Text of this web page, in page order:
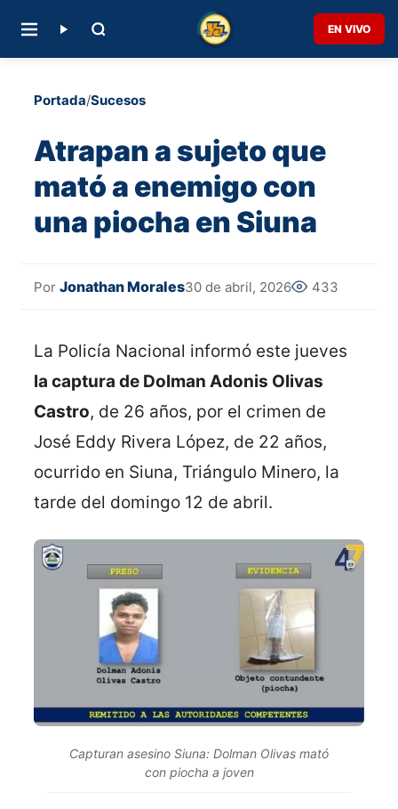
EN VIVO
Portada/Sucesos
Atrapan a sujeto que
mató a enemigo con
una piocha en Siuna
Por Jonathan Morales30 de abril, 2026 433
La Policía Nacional informó este jueves
la captura de Dolman Adonis Olivas
Castro, de 26 años, por el crimen de
José Eddy Rivera López, de 22 años,
ocurrido en Siuna, Triángulo Minero, la
tarde del domingo 12 de abril.
Capturan asesino Siuna: Dolman Olivas mató
con piocha a joven